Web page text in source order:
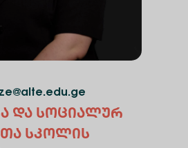
და სოციალურ
სკოლის